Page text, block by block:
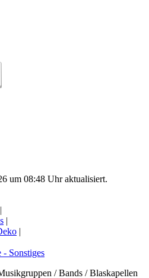
um 08:48 Uhr aktualisiert.
|
|
|
Sonstiges
/ Bands / Blaskapellen